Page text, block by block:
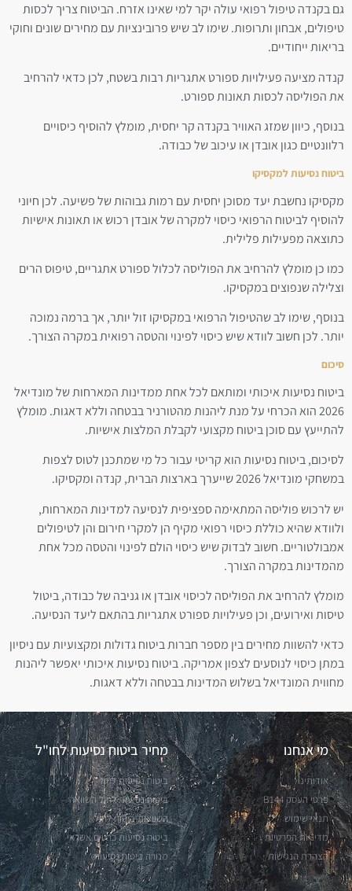
גם בקנדה טיפול רפואי עולה יקר למי שאינו אזרח. הביטוח צריך לכסות
טיפולים, אבחון ותרופות. שימו לב שיש פרובינציות עם מחירים שונים וחוקי
בריאות ייחודיים.
קנדה מציעה פעילויות ספורט אתגריות רבות בשטח, לכן כדאי להרחיב
את הפוליסה לכסות תאונות ספורט.
בנוסף, כיוון שמזג האוויר בקנדה קר יחסית, מומלץ להוסיף כיסויים
רלוונטיים כגון אובדן או עיכוב של כבודה.
ביטוח נסיעות למקסיקו
מקסיקו נחשבת יעד מסוכן יחסית עם רמות גבוהות של פשיעה. לכן חיוני
להוסיף לביטוח הרפואי כיסוי למקרה של אובדן רכוש או תאונות אישיות
כתוצאה מפעילות פלילית.
כמו כן מומלץ להרחיב את הפוליסה לכלול ספורט אתגריים, טיפוס הרים
וצלילה שנפוצים במקסיקו.
בנוסף, שימו לב שהטיפול הרפואי במקסיקו זול יותר, אך ברמה נמוכה
יותר. לכן חשוב לוודא שיש כיסוי לפינוי והטסה רפואית במקרה הצורך.
סיכום
ביטוח נסיעות איכותי ומותאם לכל אחת ממדינות המארחות של מונדיאל
2026 הוא הכרחי על מנת ליהנות מהטורניר בבטחה וללא דאגות. מומלץ
להתייעץ עם סוכן ביטוח מקצועי לקבלת המלצות אישיות.
לסיכום, ביטוח נסיעות הוא קריטי עבור כל מי שמתכנן לטוס לצפות
במשחקי מונדיאל 2026 שייערך בארצות הברית, קנדה ומקסיקו.
יש לרכוש פוליסה המתאימה ספציפית לנסיעה למדינות המארחות,
ולוודא שהיא כוללת כיסוי רפואי מקיף הן למקרי חירום והן לטיפולים
אמבולטוריים. חשוב לבדוק שיש כיסוי הולם לפינוי והטסה מכל אחת
מהמדינות במקרה הצורך.
מומלץ להרחיב את הפוליסה לכיסוי אובדן או גניבה של כבודה, ביטול
טיסות ואירועים, וכן פעילויות ספורט אתגריות בהתאם ליעד הנסיעה.
כדאי להשוות מחירים בין מספר חברות ביטוח גדולות ומקצועיות עם ניסיון
במתן כיסוי לנוסעים לצפון אמריקה. ביטוח נסיעות איכותי יאפשר ליהנות
מחווית המונדיאל בשלוש המדינות בבטחה וללא דאגות.
מי אנחנו
אודותינו
פרטי העסק B144
תנאי שימוש
מדיניות הפרטיות
הצהרת הנגישות
מחיר ביטוח נסיעות לחו"ל
ביטוח נסיעות לחול
ביטוח נסיעות לחול השוואה
השוואות ביטוח לחול
ביטוח נסיעות כרטיס אשראי
מנורה ביטוח נסיעות